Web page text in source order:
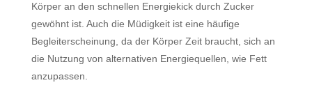
Körper an den schnellen Energiekick durch Zucker
gewöhnt ist. Auch die Müdigkeit ist eine häufige
Begleiterscheinung, da der Körper Zeit braucht, sich an
die Nutzung von alternativen Energiequellen, wie Fett
anzupassen.